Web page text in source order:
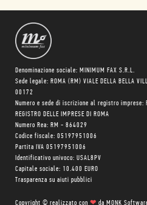
Denominazione sociale: MINIMUM FAX S.R.L.
Sede legale: ROMA (RM) VIALE DELLA BELLA
00172
Numero e sede di iscrizione al registro
REGISTRO DELLE IMPRESE DI ROMA
Numero Rea: RM - 864029
Codice fiscale: 05197951006
Partita IVA 05197951006
Identificativo univoco: USAL8PV
Capitale sociale: 10.400 EURO
Trasparenza su aiuti pubblici
Copyright © realizzato con ❤ da MONK